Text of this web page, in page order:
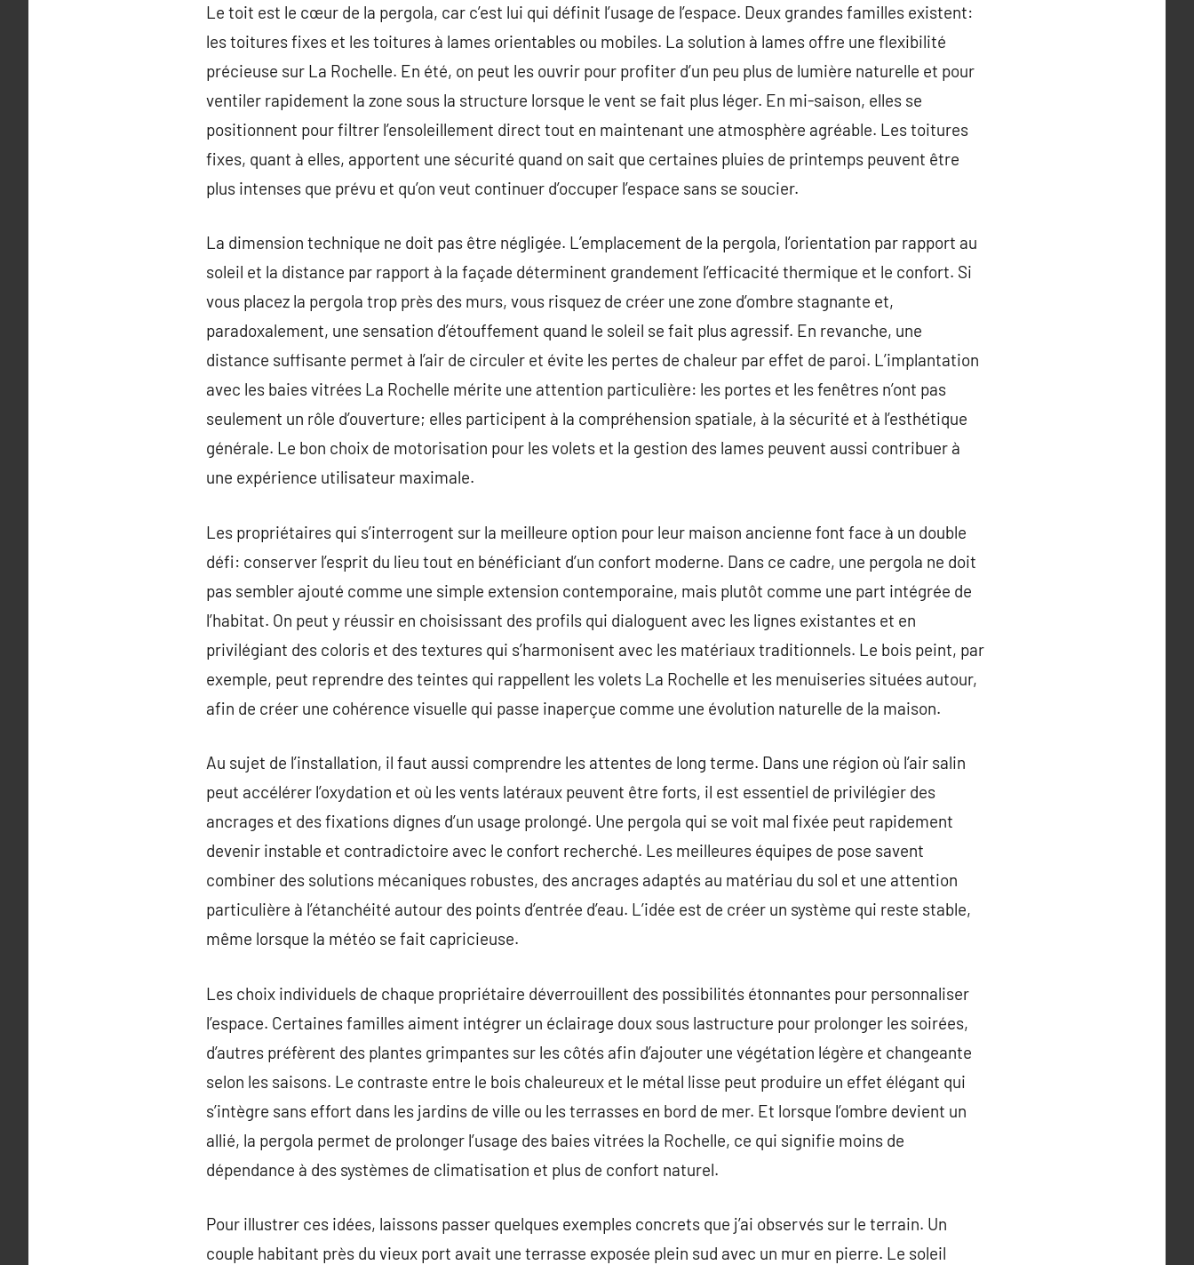
Le toit est le cœur de la pergola, car c’est lui qui définit l’usage de l’espace. Deux grandes familles existent:
les toitures fixes et les toitures à lames orientables ou mobiles. La solution à lames offre une flexibilité
précieuse sur La Rochelle. En été, on peut les ouvrir pour profiter d’un peu plus de lumière naturelle et pour
ventiler rapidement la zone sous la structure lorsque le vent se fait plus léger. En mi-saison, elles se
positionnent pour filtrer l’ensoleillement direct tout en maintenant une atmosphère agréable. Les toitures
fixes, quant à elles, apportent une sécurité quand on sait que certaines pluies de printemps peuvent être
plus intenses que prévu et qu’on veut continuer d’occuper l’espace sans se soucier.
La dimension technique ne doit pas être négligée. L’emplacement de la pergola, l’orientation par rapport au
soleil et la distance par rapport à la façade déterminent grandement l’efficacité thermique et le confort. Si
vous placez la pergola trop près des murs, vous risquez de créer une zone d’ombre stagnante et,
paradoxalement, une sensation d’étouffement quand le soleil se fait plus agressif. En revanche, une
distance suffisante permet à l’air de circuler et évite les pertes de chaleur par effet de paroi. L’implantation
avec les baies vitrées La Rochelle mérite une attention particulière: les portes et les fenêtres n’ont pas
seulement un rôle d’ouverture; elles participent à la compréhension spatiale, à la sécurité et à l’esthétique
générale. Le bon choix de motorisation pour les volets et la gestion des lames peuvent aussi contribuer à
une expérience utilisateur maximale.
Les propriétaires qui s’interrogent sur la meilleure option pour leur maison ancienne font face à un double
défi: conserver l’esprit du lieu tout en bénéficiant d’un confort moderne. Dans ce cadre, une pergola ne doit
pas sembler ajouté comme une simple extension contemporaine, mais plutôt comme une part intégrée de
l’habitat. On peut y réussir en choisissant des profils qui dialoguent avec les lignes existantes et en
privilégiant des coloris et des textures qui s’harmonisent avec les matériaux traditionnels. Le bois peint, par
exemple, peut reprendre des teintes qui rappellent les volets La Rochelle et les menuiseries situées autour,
afin de créer une cohérence visuelle qui passe inaperçue comme une évolution naturelle de la maison.
Au sujet de l’installation, il faut aussi comprendre les attentes de long terme. Dans une région où l’air salin
peut accélérer l’oxydation et où les vents latéraux peuvent être forts, il est essentiel de privilégier des
ancrages et des fixations dignes d’un usage prolongé. Une pergola qui se voit mal fixée peut rapidement
devenir instable et contradictoire avec le confort recherché. Les meilleures équipes de pose savent
combiner des solutions mécaniques robustes, des ancrages adaptés au matériau du sol et une attention
particulière à l’étanchéité autour des points d’entrée d’eau. L’idée est de créer un système qui reste stable,
même lorsque la météo se fait capricieuse.
Les choix individuels de chaque propriétaire déverrouillent des possibilités étonnantes pour personnaliser
l’espace. Certaines familles aiment intégrer un éclairage doux sous lastructure pour prolonger les soirées,
d’autres préfèrent des plantes grimpantes sur les côtés afin d’ajouter une végétation légère et changeante
selon les saisons. Le contraste entre le bois chaleureux et le métal lisse peut produire un effet élégant qui
s’intègre sans effort dans les jardins de ville ou les terrasses en bord de mer. Et lorsque l’ombre devient un
allié, la pergola permet de prolonger l’usage des baies vitrées la Rochelle, ce qui signifie moins de
dépendance à des systèmes de climatisation et plus de confort naturel.
Pour illustrer ces idées, laissons passer quelques exemples concrets que j’ai observés sur le terrain. Un
couple habitant près du vieux port avait une terrasse exposée plein sud avec un mur en pierre. Le soleil